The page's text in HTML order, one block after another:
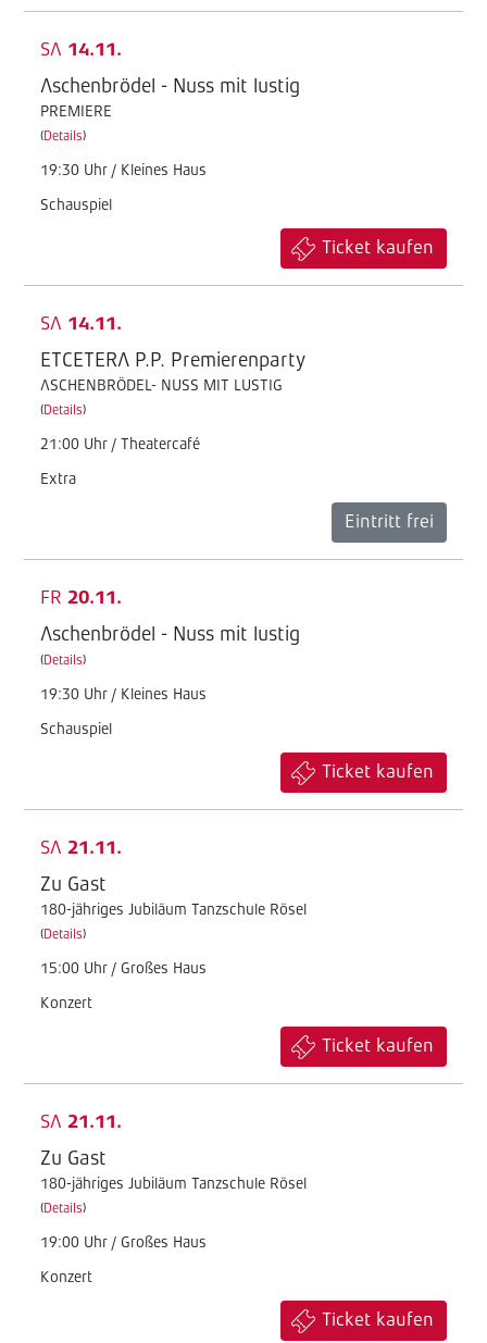
SA 14.11.
Aschenbrödel - Nuss mit lustig
PREMIERE
(Details)
19:30 Uhr / Kleines Haus
Schauspiel
Ticket kaufen
SA 14.11.
ETCETERA P.P. Premierenparty
ASCHENBRÖDEL- NUSS MIT LUSTIG
(Details)
21:00 Uhr / Theatercafé
Extra
Eintritt frei
FR 20.11.
Aschenbrödel - Nuss mit lustig
(Details)
19:30 Uhr / Kleines Haus
Schauspiel
Ticket kaufen
SA 21.11.
Zu Gast
180-jähriges Jubiläum Tanzschule Rösel
(Details)
15:00 Uhr / Großes Haus
Konzert
Ticket kaufen
SA 21.11.
Zu Gast
180-jähriges Jubiläum Tanzschule Rösel
(Details)
19:00 Uhr / Großes Haus
Konzert
Ticket kaufen